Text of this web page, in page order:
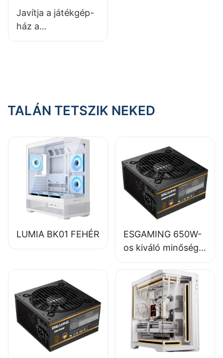
Javítja a játékgép-
ház a
teljesítményt?
TALÁN TETSZIK NEKED
LUMIA BK01 FEHÉR
ESGAMING 650W-
os kiváló minőségű,
85%-os hatásfokú,
teljes modulos, 80+
bronz színű asztali
számítógép
tápegységek
ESB650W